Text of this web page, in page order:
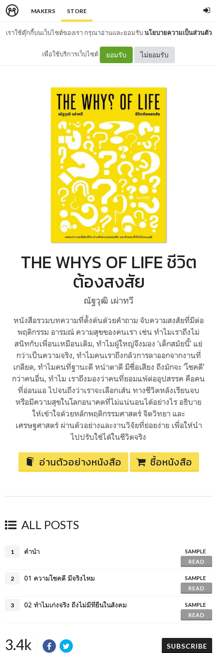
MAKERS STORE
เราใช้คุ๊กกี้บนเว็บไซต์ของเรา กรุณาอ่านและยอมรับนโยบายความเป็นส่วนตัว
เพื่อใช้บริการเว็บไซต์ ยอมรับ ไม่ยอมรับ
THE WHYS OF LIFE ชีวิต
ต้องสงสัย
ณัฐวุฒิ เผ่าทวี
หนังสือรวมบทความที่ตั้งต้นด้วยคำถาม จับความสงสัยที่มีต่อ
พฤติกรรม อารมณ์ ความสุขของคนเรา เช่น ทำไมเราถึงไม่
สนิทกับเพื่อนเหมือนเดิม, ทำไมผู้ใหญ่จึงมอง ‘เด็กสมัยนี้’ แย่
กว่าเป็นความจริง, ทำไมคนเราถึงกลัวการลาออกจากงานที่
เกลียด, ทำไมคนที่ฐานะดี หน้าตาดี มีชื่อเสียง ถึงมักจะ ‘โชคดี’
กว่าคนอื่น, ทำไม เราถึงมองว่าคนที่ยอมแพ้ต่ออุปสรรค คือคน
ที่อ่อนแอ ไปจนถึงว่าเราจะเลือกเส้น ทางชีวิตหลังเรียนจบ
หรือมีความสุขในโลกอนาคตที่ไม่แน่นอนได้อย่างไร อธิบาย
ให้เข้าใจด้วยหลักพฤติกรรมศาสตร์ จิตวิทยา และ
เศรษฐศาสตร์ ผ่านตัวอย่างและงานวิจัยที่ย่อยง่าย เพื่อให้นำ
ไปปรับใช้ได้ในชีวิตจริง
อ่านตัวอย่างหนังสือ ซื้อหนังสือ
ALL POSTS
1 คำนำ
SAMPLE
READ
2 01 ความโชคดี มีจริงไหม
SAMPLE
READ
3 02 ทำไมเก่งจริง ถึงไม่มีที่ยืนในสังคม
SAMPLE
READ
3.4k SUBSCRIBE